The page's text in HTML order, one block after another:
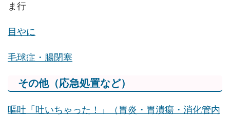
ま行
目やに
毛球症・腸閉塞
その他（応急処置など）
嘔吐「吐いちゃった！」（胃炎・胃潰瘍・消化管内